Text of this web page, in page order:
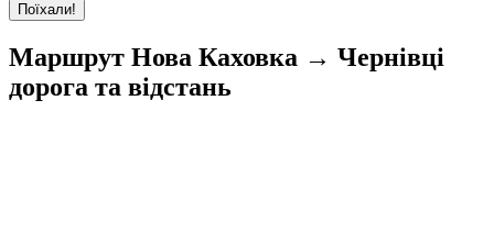
Поїхали!
Маршрут Нова Каховка → Чернівці
дорога та відстань